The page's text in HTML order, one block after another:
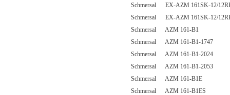
Schmersal EX-AZM 161SK-12/
Schmersal EX-AZM 161SK-12/
Schmersal AZM 161-B1
Schmersal AZM 161-B1-1747
Schmersal AZM 161-B1-2024
Schmersal AZM 161-B1-2053
Schmersal AZM 161-B1E
Schmersal AZM 161-B1ES